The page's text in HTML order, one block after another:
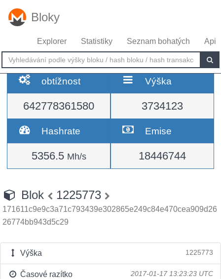
Bloky
Explorer Statistiky Seznam bohatých Api
obtížnost
642778361580
Výška
3734123
Hashrate
5356.5 Mh/s
Emise
18446744
Blok 1225773
171611c9e9c3a71c793439e302865e249c84e470cea909d26
26774bb943d5c29
Výška 1225773
Časové razítko 2017-01-17 13:23:23 UTC